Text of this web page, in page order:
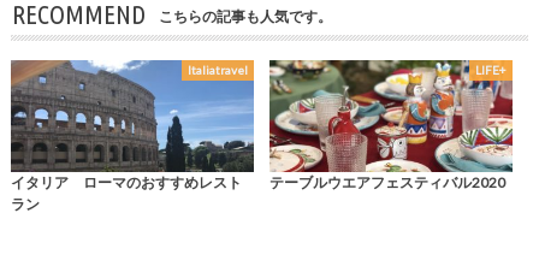
RECOMMEND こちらの記事も人気です。
Italiatravel
イタリア ローマのおすすめレスト
ラン
LIFE+
テーブルウエアフェスティバル2020